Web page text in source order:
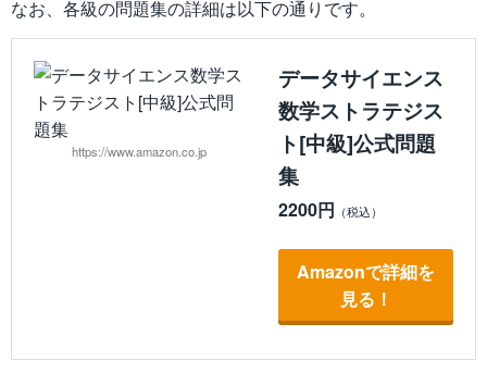
なお、各級の問題集の詳細は以下の通りです。
https://www.amazon.co.jp
データサイエンス
数学ストラテジス
ト[中級]公式問題
集
2200円
Amazonで詳細を
見る！